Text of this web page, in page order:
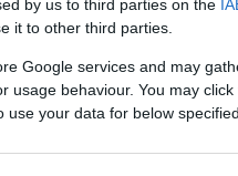
by us to third parties on the
it to other third parties.
Google services and may
usage behaviour. You may
your data for below
νότιο